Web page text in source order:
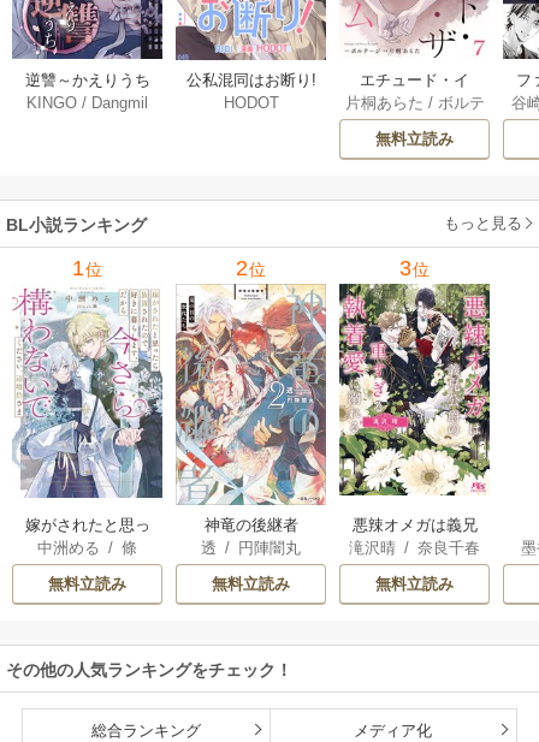
逆讐～かえりうち
～【タテヨミ】 36
KINGO / Dangmil
公私混同はお断り!
【タテヨミ】 67巻
HODOT
エチュード・イ
ン・ザ・ルーム[Blu
Mellow] 7巻
片桐あらた / ボルテ
ージ
無料立読み
フ
～
ア
谷
BL小説ランキング もっと見る
1位
嫁がされたと思っ
たら放置されたの
で、好きに暮らし
ます。だから今さ
さい、辺境伯さま
中洲める /條
無料立読み
2位
神竜の後継者
透 / 円陣闇丸
無料立読み
3位
悪辣オメガは義兄
公爵の重すぎる執
着愛に溺れる
滝沢晴 /奈良千春
無料立読み
その他の人気ランキングをチェック！
総合ランキング メディア化